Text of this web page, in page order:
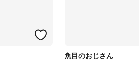
魚目のおじさん